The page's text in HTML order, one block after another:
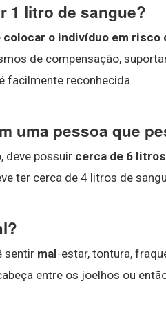
1 litro de sangue?
colocar o indivíduo em risco
de compensação,
facilmente reconhecida.
uma pessoa que
deve possuir cerca de 6 litros
ter cerca de 4 litros de
sentir mal-estar, tontura,
entre os joelhos ou